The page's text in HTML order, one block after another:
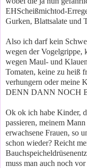
EHScheißmichtod-
Gurken, Blattsalate und
Also ich darf kein
wegen der Vogelgrippe,
wegen Maul- und
Tomaten, keine zu heiß
verhungern oder meine
DENN DANN NOCH
Ok ok ich habe Kinder,
passieren, meinem
erwachsene Frauen, so
schon wieder? Reicht
muss man auch noch